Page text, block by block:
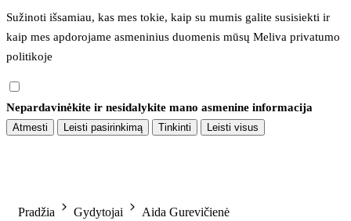
Sužinoti išsamiau, kas mes tokie, kaip su mumis galite susisiekti ir
kaip mes apdorojame asmeninius duomenis mūsų Meliva privatumo
politikoje
Nepardavinėkite ir nesidalykite mano asmenine informacija
Atmesti Leisti pasirinkimą Tinkinti Leisti visus
Pradžia Gydytojai Aida Gurevičienė